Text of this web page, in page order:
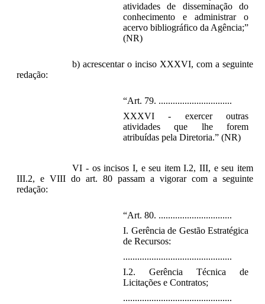
atividades de disseminação do
conhecimento e administrar o
acervo bibliográfico da Agência;”
(NR)
b) acrescentar o inciso XXXVI, com a seguinte
redação:
“Art. 79. ...............................
XXXVI - exercer outras
atividades que lhe forem
atribuídas pela Diretoria.” (NR)
VI - os incisos I, e seu item I.2, III, e seu item
III.2, e VIII do art. 80 passam a vigorar com a seguinte
redação:
“Art. 80. ...............................
I. Gerência de Gestão Estratégica
de Recursos:
..............................................
I.2. Gerência Técnica de
Licitações e Contratos;
..............................................